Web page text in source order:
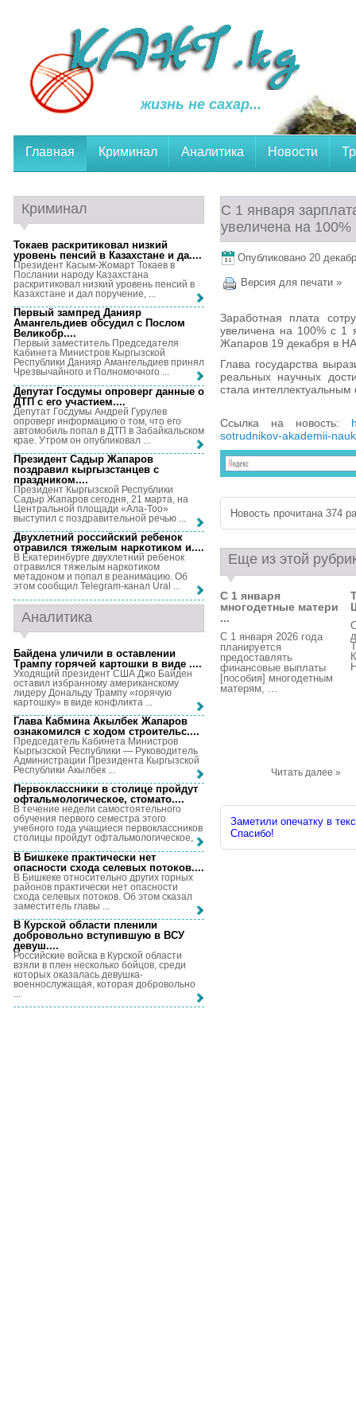
жизнь не сахар...
Главная Криминал Аналитика Новости
С 1 января
увеличена на 100%
Опубликовано 20
Версия для печати »
Заработная плата
увеличена на 100% с 1
Жапаров 19 декабря в
Глава государства
реальных научных
стала
Ссылка на новость:
sotrudnikov-akademii-
Новость прочитана 374
Еще из этой
С 1 января
многодетные матери
...
С 1 января 2026 года
планируется
предоставлять
финансовые выплаты
[пособия] многодетным
матерям, ...
Читать далее »
Заметили опечатку в
Спасибо!
Криминал
Токаев раскритиковал низкий
уровень пенсий в Казахстане и да....
Президент Касым-Жомарт Токаев в
Послании народу Казахстана
раскритиковал низкий уровень пенсий в
Казахстане и дал поручение, ...
Первый зампред Данияр
Амангельдиев обсудил с Послом
Великобр....
Первый заместитель Председателя
Кабинета Министров Кыргызской
Республики Данияр Амангельдиев принял
Чрезвычайного и Полномочного ...
Депутат Госдумы опроверг данные о
ДТП с его участием....
Депутат Госдумы Андрей Гурулев
опроверг информацию о том, что его
автомобиль попал в ДТП в Забайкальском
крае. Утром он опубликовал ...
Президент Садыр Жапаров
поздравил кыргызстанцев с
праздником....
Президент Кыргызской Республики
Садыр Жапаров сегодня, 21 марта, на
Центральной площади «Ала-Тоо»
выступил с поздравительной речью ...
Двухлетний российский ребенок
отравился тяжелым наркотиком и....
В Екатеринбурге двухлетний ребенок
отравился тяжелым наркотиком
метадоном и попал в реанимацию. Об
этом сообщил Telegram-канал Ural ...
Аналитика
Байдена уличили в оставлении
Трампу горячей картошки в виде ....
Уходящий президент США Джо Байден
оставил избранному американскому
лидеру Дональду Трампу «горячую
картошку» в виде конфликта ...
Глава Кабмина Акылбек Жапаров
ознакомился с ходом строительс....
Председатель Кабинета Министров
Кыргызской Республики — Руководитель
Администрации Президента Кыргызской
Республики Акылбек ...
Первоклассники в столице пройдут
офтальмологическое, стомато....
В течение недели самостоятельного
обучения первого семестра этого
учебного года учащиеся первоклассников
столицы пройдут офтальмологическое, ...
В Бишкеке практически нет
опасности схода селевых потоков....
В Бишкеке относительно других горных
районов практически нет опасности
схода селевых потоков. Об этом сказал
заместитель главы ...
В Курской области пленили
добровольно вступившую в ВСУ
девуш....
Российские войска в Курской области
взяли в плен несколько бойцов, среди
которых оказалась девушка-
военнослужащая, которая добровольно
...